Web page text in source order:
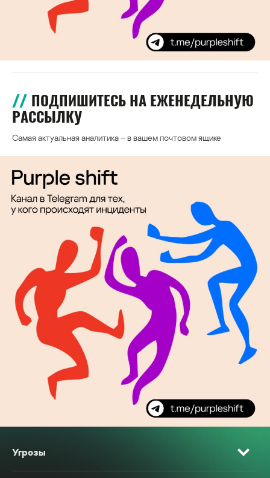
ПОДПИШИТЕСЬ НА ЕЖЕНЕДЕЛЬНУЮ
РАССЫЛКУ
Самая актуальная аналитика – в вашем почтовом ящике
Угрозы